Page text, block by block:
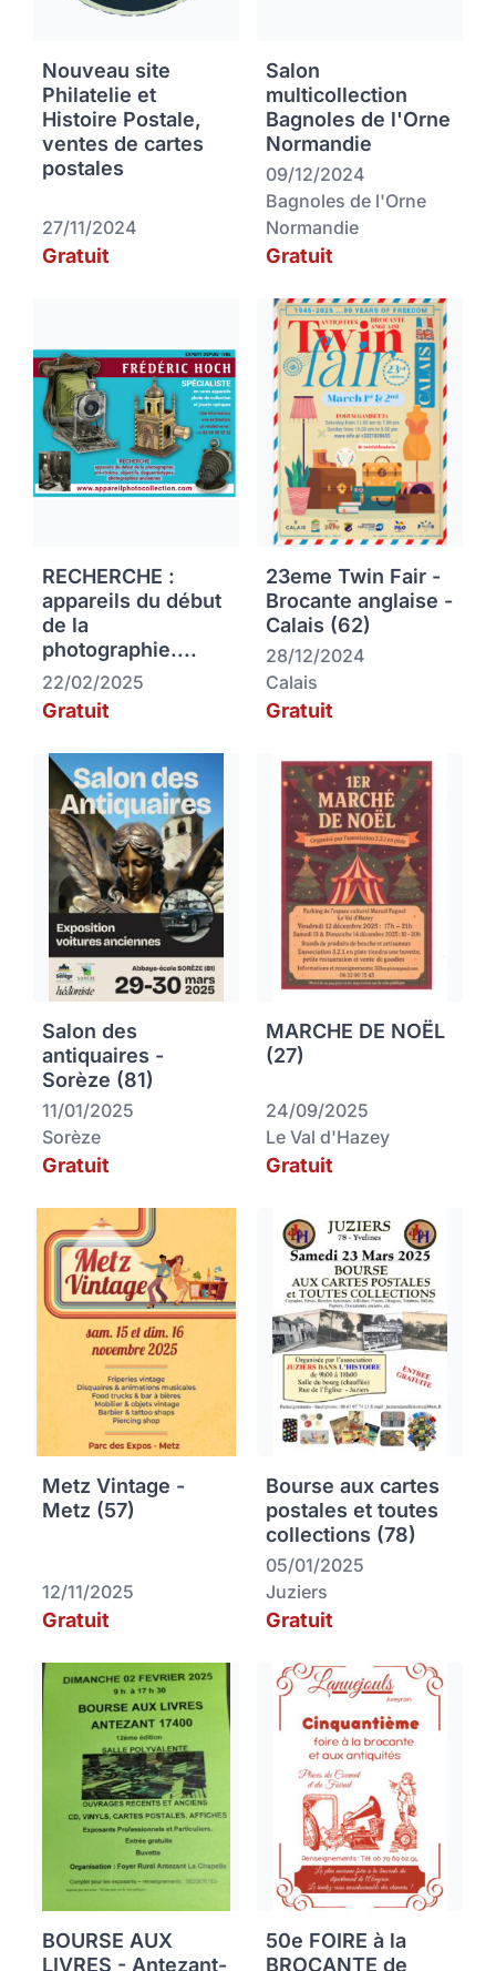
Nouveau site
Philatelie et
Histoire Postale,
ventes de cartes
postales
27/11/2024
Gratuit
Salon
multicollection
Bagnoles de l'Orne
Normandie
09/12/2024
Bagnoles de l'Orne
Normandie
Gratuit
RECHERCHE :
appareils du début
de la
photographie....
22/02/2025
Gratuit
23eme Twin Fair -
Brocante anglaise -
Calais (62)
28/12/2024
Calais
Gratuit
Salon des
antiquaires -
Sorèze (81)
11/01/2025
Sorèze
Gratuit
MARCHE DE NOËL
(27)
24/09/2025
Le Val d'Hazey
Gratuit
Metz Vintage -
Metz (57)
12/11/2025
Gratuit
Bourse aux cartes
postales et toutes
collections (78)
05/01/2025
Juziers
Gratuit
BOURSE AUX
LIVRES - Antezant-
50e FOIRE à la
BROCANTE de